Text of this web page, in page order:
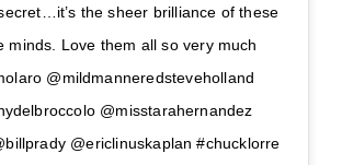
the sheer brilliance of these
minds. Love them all so very much
@mildmanneredsteveholland
@misstarahernandez
@ericlinuskaplan #chucklorre